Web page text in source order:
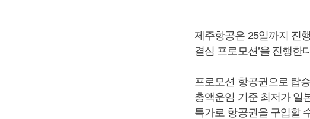
제주항공은 25일까지 진
결심 프로모션’을 진행한
프로모션 항공권으로 탑
총액운임 기준 최저가 일
특가로 항공권을 구입할